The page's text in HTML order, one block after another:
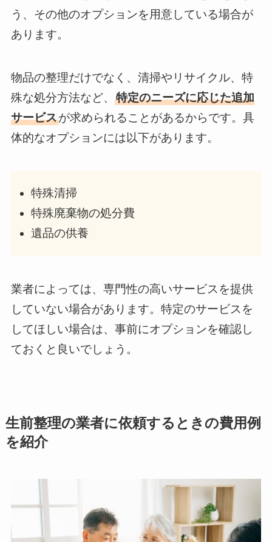
う、その他のオプションを用意している場合が
あります。
物品の整理だけでなく、清掃やリサイクル、特
殊な処分方法など、 特定のニーズに応じた追加
サービスが求められることがあるからです。具
体的なオプションには以下があります。
特殊清掃
特殊廃棄物の処分費
遺品の供養
業者によっては、専門性の高いサービスを提供
していない場合があります。特定のサービスを
してほしい場合は、事前にオプションを確認し
ておくと良いでしょう。
生前整理の業者に依頼するときの費用例
を紹介